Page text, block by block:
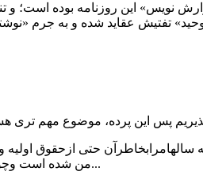
تفتیش عقاید شده و به جرم
سالهامرابخاطرآن حتی ازحقوق
من شده است وچون دست هایی آلوده است ودست هایی دیگرهم ازپس آن خودراآلوده کرده است، سکوت کرده اند...